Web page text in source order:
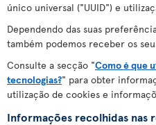
único universal ("UUID") e
Dependendo das suas
também podemos receber os
Consulte a secção "Como é que
tecnologias?" para obter
utilização de cookies e
Informações recolhidas nas